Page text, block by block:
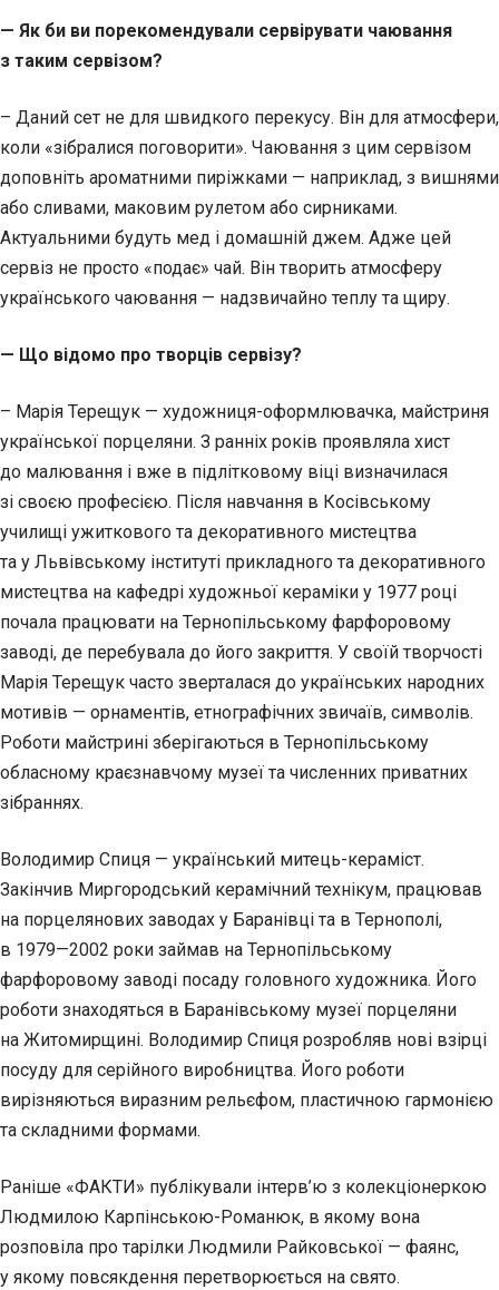
— Як би ви порекомендували сервірувати чаювання
з таким сервізом?
– Даний сет не для швидкого перекусу. Він для атмосфери,
коли «зібралися поговорити». Чаювання з цим сервізом
доповніть ароматними пиріжками — наприклад, з вишнями
або сливами, маковим рулетом або сирниками.
Актуальними будуть мед і домашній джем. Адже цей
сервіз не просто «подає» чай. Він творить атмосферу
українського чаювання — надзвичайно теплу та щиру.
— Що відомо про творців сервізу?
– Марія Терещук — художниця-оформлювачка, майстриня
української порцеляни. З ранніх років проявляла хист
до малювання і вже в підлітковому віці визначилася
зі своєю професією. Після навчання в Косівському
училищі ужиткового та декоративного мистецтва
та у Львівському інституті прикладного та декоративного
мистецтва на кафедрі художньої кераміки у 1977 році
почала працювати на Тернопільському фарфоровому
заводі, де перебувала до його закриття. У своїй творчості
Марія Терещук часто зверталася до українських народних
мотивів — орнаментів, етнографічних звичаїв, символів.
Роботи майстрині зберігаються в Тернопільському
обласному краєзнавчому музеї та численних приватних
зібраннях.
Володимир Спиця — український митець-кераміст.
Закінчив Миргородський керамічний технікум, працював
на порцелянових заводах у Баранівці та в Тернополі,
в 1979—2002 роки займав на Тернопільському
фарфоровому заводі посаду головного художника. Його
роботи знаходяться в Баранівському музеї порцеляни
на Житомирщині. Володимир Спиця розробляв нові взірці
посуду для серійного виробництва. Його роботи
вирізняються виразним рельєфом, пластичною гармонією
та складними формами.
Раніше «ФАКТИ» публікували інтерв’ю з колекціонеркою
Людмилою Карпінською-Романюк, в якому вона
розповіла про тарілки Людмили Райковської — фаянс,
у якому повсякдення перетворюється на свято.